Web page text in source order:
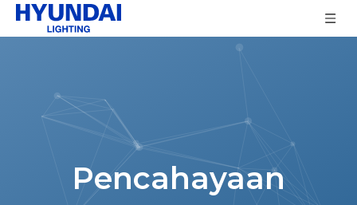
Pencahayaan